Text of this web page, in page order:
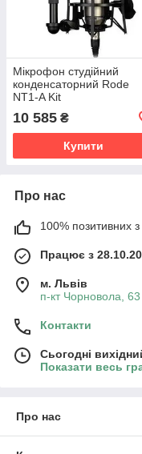
Мікрофон студійний
конденсаторний Rode
NT1-A Kit
10 585 ₴
Купити
Про нас
100% позитивних з
Працює з
м. Львів
п-кт Чорновола, 63
Контакти
Сьогодні
Показати весь
Про нас